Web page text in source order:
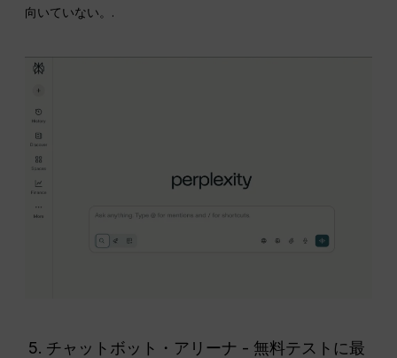
向いていない。.
チャットボット・アリーナ - 無料テストに最